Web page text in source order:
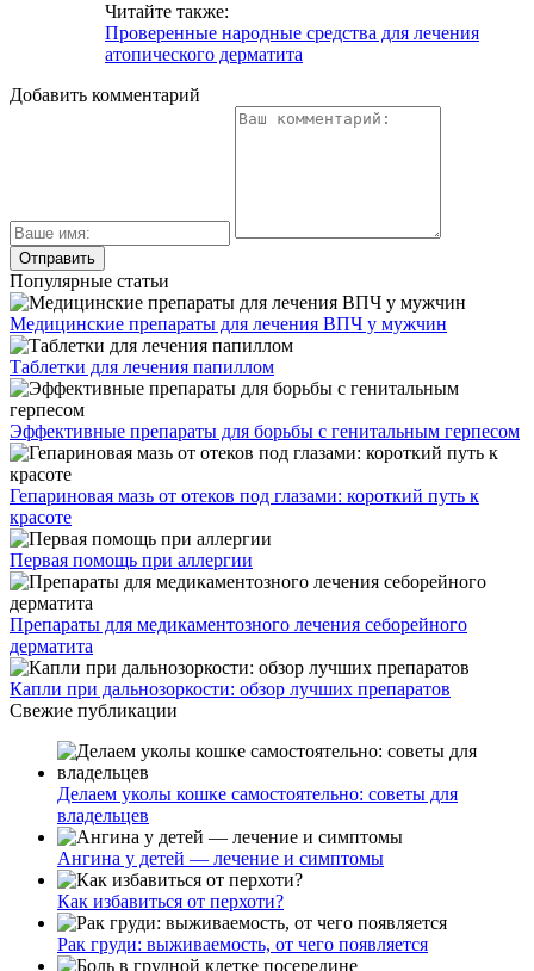
Читайте также:
Проверенные народные средства для лечения
атопического дерматита
Добавить комментарий
Популярные статьи
Медицинские препараты для лечения ВПЧ у мужчин
Таблетки для лечения папиллом
Эффективные препараты для борьбы с генитальным герпесом
Гепариновая мазь от отеков под глазами: короткий путь к
красоте
Первая помощь при аллергии
Препараты для медикаментозного лечения себорейного
дерматита
Капли при дальнозоркости: обзор лучших препаратов
Свежие публикации
Делаем уколы кошке самостоятельно: советы для
владельцев
Ангина у детей — лечение и симптомы
Как избавиться от перхоти?
Рак груди: выживаемость, от чего появляется